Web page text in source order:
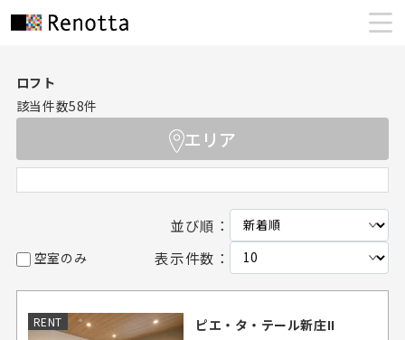
ロフト
該当件数58件
エリア
並び順：
空室のみ 表示件数：
RENT
ピエ・タ・テール新庄II